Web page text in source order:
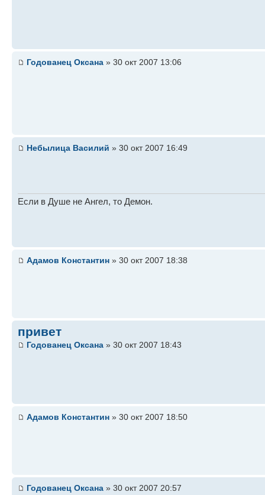
Годованец Оксана » 30 окт 2007 13:06
Небылица Василий » 30 окт 2007 16:49
Если в Душе не Ангел, то Демон.
Адамов Константин » 30 окт 2007 18:38
привет
Годованец Оксана » 30 окт 2007 18:43
Адамов Константин » 30 окт 2007 18:50
Годованец Оксана » 30 окт 2007 20:57